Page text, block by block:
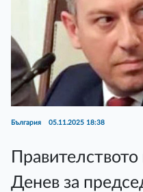
България 05.11.2025 18:38
Денев за